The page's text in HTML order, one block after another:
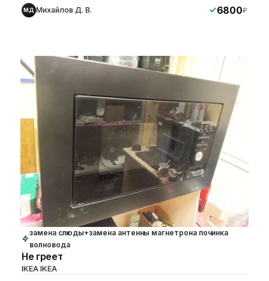
МД Михайлов Д. В. 6800₽
замена слюды+замена антенны магнетрона починка
волновода
Не греет
IKEA IKEA